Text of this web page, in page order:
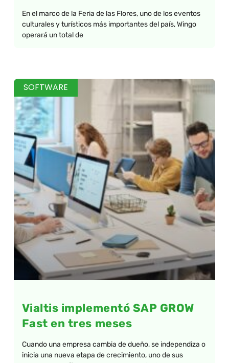
En el marco de la Feria de las Flores, uno de los eventos
culturales y turísticos más importantes del país, Wingo
operará un total de
SOFTWARE
Vialtis implementó SAP GROW
Fast en tres meses
Cuando una empresa cambia de dueño, se independiza o
inicia una nueva etapa de crecimiento, uno de sus